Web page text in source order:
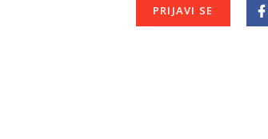
PRIJAVI SE